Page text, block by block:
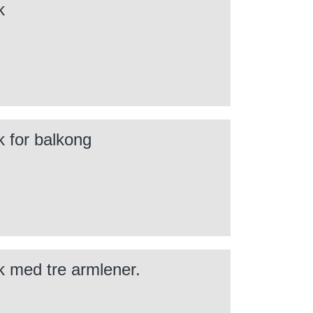
for balkong
med tre armlener.